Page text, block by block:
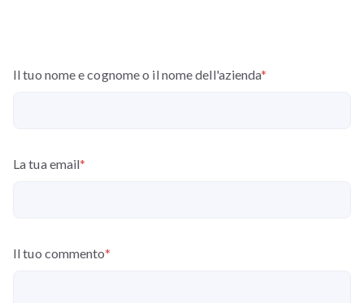
Il tuo nome e cognome o il nome dell'azienda*
La tua email*
Il tuo commento*